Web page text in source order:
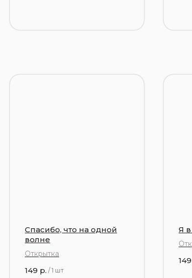
Спасибо, что на одной
волне
Открытка
149 р. / 1 шт
Я в
149